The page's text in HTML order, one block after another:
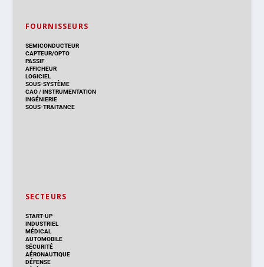
FOURNISSEURS
SEMICONDUCTEUR
CAPTEUR/OPTO
PASSIF
AFFICHEUR
LOGICIEL
SOUS-SYSTÈME
CAO/INSTRUMENTATION
INGÉNIERIE
SOUS-TRAITANCE
SECTEURS
START-UP
INDUSTRIEL
MÉDICAL
AUTOMOBILE
SÉCURITÉ
AÉRONAUTIQUE
DÉFENSE